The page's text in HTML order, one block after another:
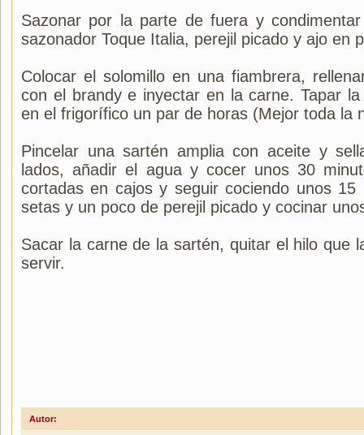
Sazonar por la parte de fuera y
sazonador Toque Italia, perejil picado y ajo en
Colocar el solomillo en una fiambrera,
con el brandy e inyectar en la carne. Tapar
en el frigorífico un par de horas (Mejor toda la
Pincelar una sartén amplia con aceite y
lados, añadir el agua y cocer unos 30
cortadas en cajos y seguir cociendo unos 15
setas y un poco de perejil picado y cocinar
Sacar la carne de la sartén, quitar el hilo que
servir.
Autor: